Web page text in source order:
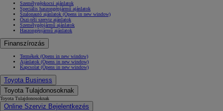
Személygépkocsi ajánlatok
Speciális haszongépjármű ajánlatok
Szalonautó ajánlatok (Opens in new window)
Őszi-téli szerviz ajánlatok
Személygépjármű ajánlatok
Haszongépjármű ajánlatok
Finanszírozás
Termékek (Opens in new window)
Ajánlatok (Opens in new window)
Kapcsolat (Opens in new window)
Toyota Business
Toyota Tulajdonosoknak
Toyota Tulajdonosoknak
Online Szerviz Bejelentkezés